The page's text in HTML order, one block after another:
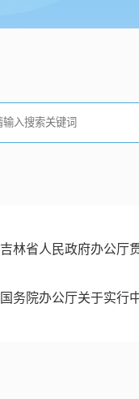
吉林省人民政府办公厅
国务院办公厅关于实行